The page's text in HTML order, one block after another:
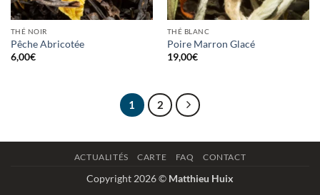
THÉ NOIR
Pêche Abricotée
6,00€
THÉ BLANC
Poire Marron Glacé
19,00€
1 2
ACTUALITÉS CARTE FAQ CONTACT
Copyright 2026 © Matthieu Huix